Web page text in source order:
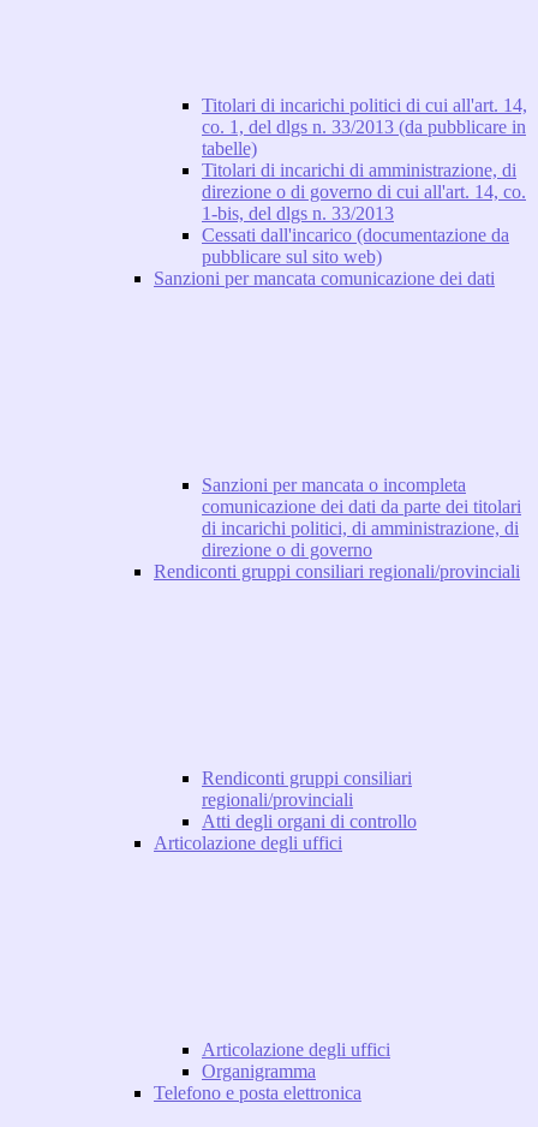
Titolari di incarichi politici di cui all'art. 14,
co. 1, del dlgs n. 33/2013 (da pubblicare in
tabelle)
Titolari di incarichi di amministrazione, di
direzione o di governo di cui all'art. 14, co.
1-bis, del dlgs n. 33/2013
Cessati dall'incarico (documentazione da
pubblicare sul sito web)
Sanzioni per mancata comunicazione dei dati
Sanzioni per mancata o incompleta
comunicazione dei dati da parte dei titolari
di incarichi politici, di amministrazione, di
direzione o di governo
Rendiconti gruppi consiliari regionali/provinciali
Rendiconti gruppi consiliari
regionali/provinciali
Atti degli organi di controllo
Articolazione degli uffici
Articolazione degli uffici
Organigramma
Telefono e posta elettronica